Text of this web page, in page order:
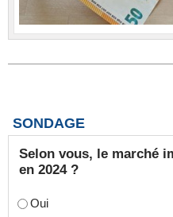
SONDAGE
Selon vous, le marché
en 2024 ?
Oui